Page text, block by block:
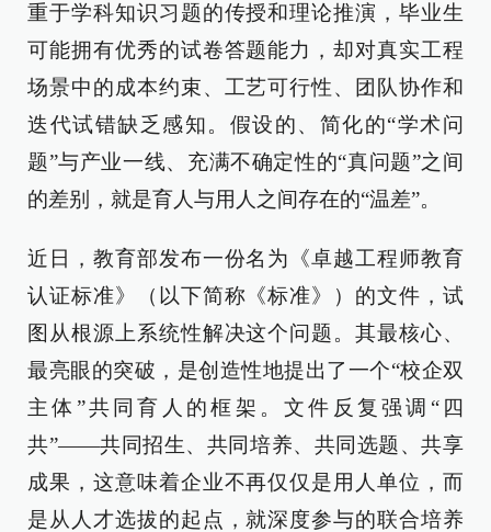
重于学科知识习题的传授和理论推演，毕业生
可能拥有优秀的试卷答题能力，却对真实工程
场景中的成本约束、工艺可行性、团队协作和
迭代试错缺乏感知。假设的、简化的“学术问
题”与产业一线、充满不确定性的“真问题”之间
的差别，就是育人与用人之间存在的“温差”。
近日，教育部发布一份名为《卓越工程师教育
认证标准》（以下简称《标准》）的文件，试
图从根源上系统性解决这个问题。其最核心、
最亮眼的突破，是创造性地提出了一个“校企双
主体”共同育人的框架。文件反复强调“四
共”——共同招生、共同培养、共同选题、共享
成果，这意味着企业不再仅仅是用人单位，而
是从人才选拔的起点，就深度参与的联合培养